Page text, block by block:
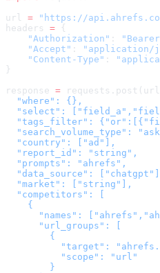
url = " https://
headers = {
    "Authorization"
: "Bearer
    "Accept"
: "application/
    "Content-Type"
:
}
response =
  "where": {},
"select":
"tags_filter":
"search_volume_type":
  "country": ["ad"],
  "report_id": "string",
  "prompts": "ahrefs",
"data_source":
  "market": ["string"],
  "competitors": [
    {
"names":
      "url_groups": [
        {
"target":
          "scope": "url"
        }